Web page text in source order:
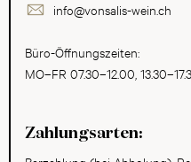
info@vonsalis-wein.ch
Büro-Öffnungszeiten:
MO–FR 07.30–12.00,
Zahlungsarten: